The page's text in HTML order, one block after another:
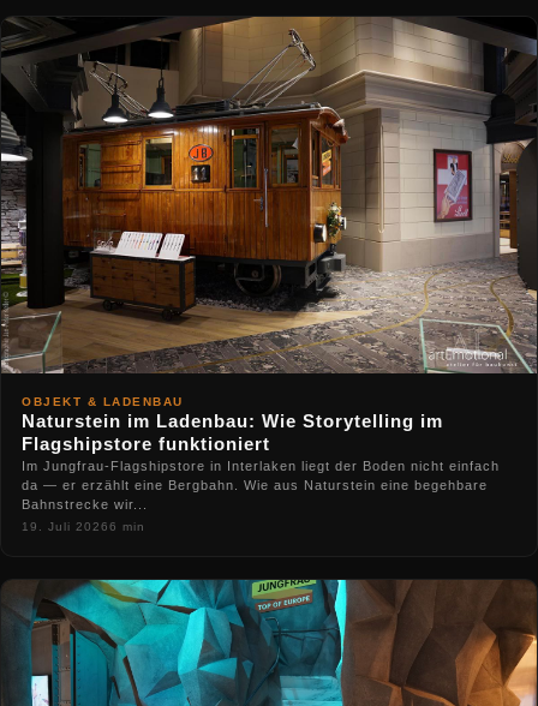
OBJEKT & LADENBAU
Naturstein im Ladenbau: Wie Storytelling im
Flagshipstore funktioniert
Im Jungfrau-Flagshipstore in Interlaken liegt der Boden nicht einfach
da — er erzählt eine Bergbahn. Wie aus Naturstein eine begehbare
Bahnstrecke wir...
19. Juli 20266 min